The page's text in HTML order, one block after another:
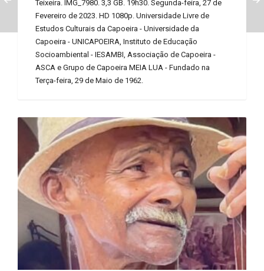
Teixeira. IMG_7980. 3,3 GB. 19h30. Segunda-feira, 27 de
Fevereiro de 2023. HD 1080p. Universidade Livre de
Estudos Culturais da Capoeira - Universidade da
Capoeira - UNICAPOEIRA, Instituto de Educação
Socioambiental - IESAMBI, Associação de Capoeira -
ASCA e Grupo de Capoeira MEIA LUA - Fundado na
Terça-feira, 29 de Maio de 1962.